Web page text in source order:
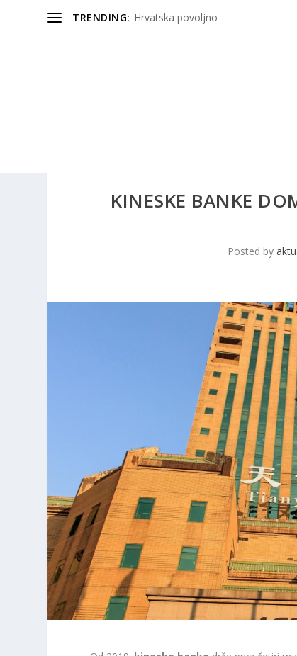
TRENDING: Hrvatska povoljno
KINESKE BANKE
Posted by